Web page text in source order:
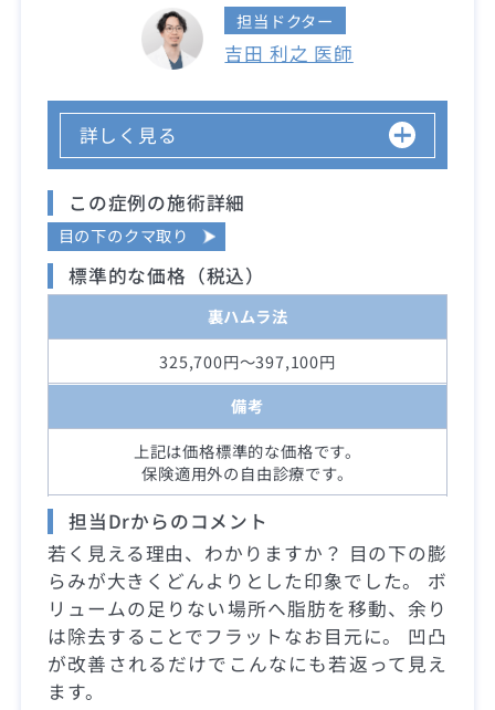
担当ドクター
吉田 利之 医師
詳しく見る
この症例の施術詳細
目の下のクマ取り
標準的な価格（税込）
裏ハムラ法
325,700円～397,100円
備考
上記は価格標準的な価格です。
保険適用外の自由診療です。
担当Drからのコメント
若く見える理由、わかりますか？ 目の下の膨
らみが大きくどんよりとした印象でした。 ボ
リュームの足りない場所へ脂肪を移動、余り
は除去することでフラットなお目元に。 凹凸
が改善されるだけでこんなにも若返って見え
ます。